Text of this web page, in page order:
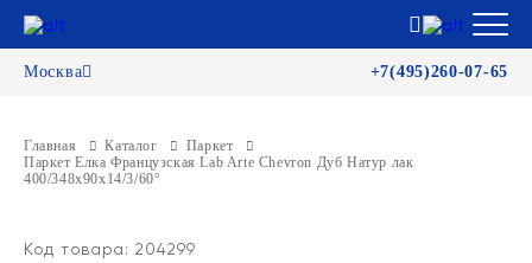
Москва +7(495)260-07-65
Главная Каталог
Паркет
Паркет Елка Французская Lab Arte Chevron Дуб Натур лак
400/348х90х14/3/60°
Код товара: 204299